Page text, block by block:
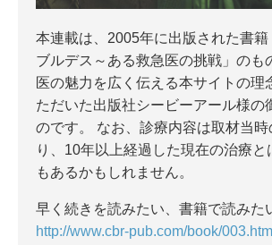
本連載は、2005年に出版された書籍
ブルデス～ある救急医の挑戦」のも
医の魅力を広く伝える本サイトの理
ただいた出版社シービーアール様の
のです。 なお、診療内容は取材当時
り、10年以上経過した現在の治療と
もあるかもしれません。
早く続きを読みたい、書籍で読みた
http://www.cbr-pub.com/book/003.html